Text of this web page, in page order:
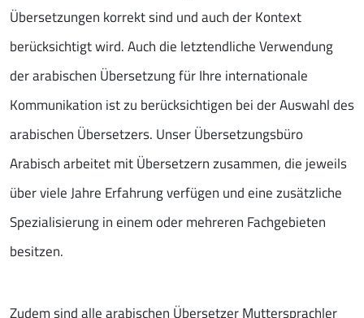
Übersetzungen korrekt sind und auch der Kontext
berücksichtigt wird. Auch die letztendliche Verwendung
der arabischen Übersetzung für Ihre internationale
Kommunikation ist zu berücksichtigen bei der Auswahl des
arabischen Übersetzers. Unser Übersetzungsbüro
Arabisch arbeitet mit Übersetzern zusammen, die jeweils
über viele Jahre Erfahrung verfügen und eine zusätzliche
Spezialisierung in einem oder mehreren Fachgebieten
besitzen.
Zudem sind alle arabischen Übersetzer Muttersprachler